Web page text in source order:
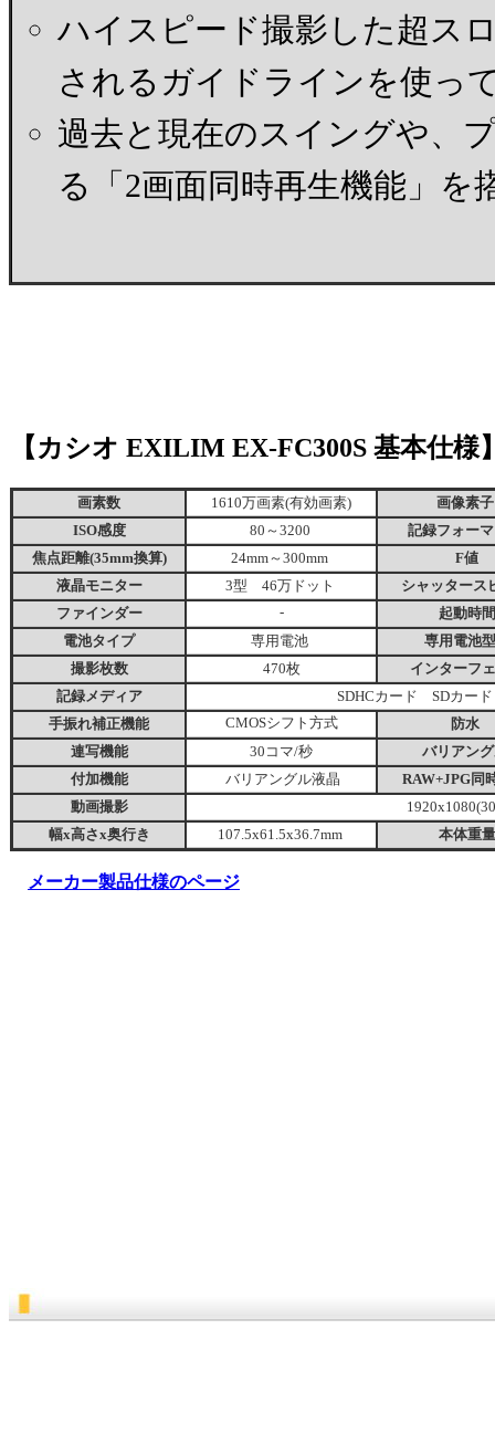
ハイスピード撮影した超ス
されるガイドラインを使っ
過去と現在のスイングや、
る「2画面同時再生機能」を
【カシオ EXILIM EX-FC300S 基本仕様
画素数 1610万画素(有効画素)
画像素
ISO感度
80～3200
記録フォー
焦点距離(35mm換算)
24mm～300mm
F値
液晶モニター
3型 46万ドット
シャッタース
ファインダー
-
起動時間
電池タイプ
専用電池
専用電池
撮影枚数
470枚
インターフ
記録メディア
SDHCカード SDカー
手振れ補正機能
CMOSシフト方式
防水
連写機能
30コマ/秒
バリアン
付加機能
バリアングル液晶
RAW+JPG同
動画撮影
幅x高さx奥行き
107.5x61.5x36.7mm 本体重量
メーカー製品仕様のページ